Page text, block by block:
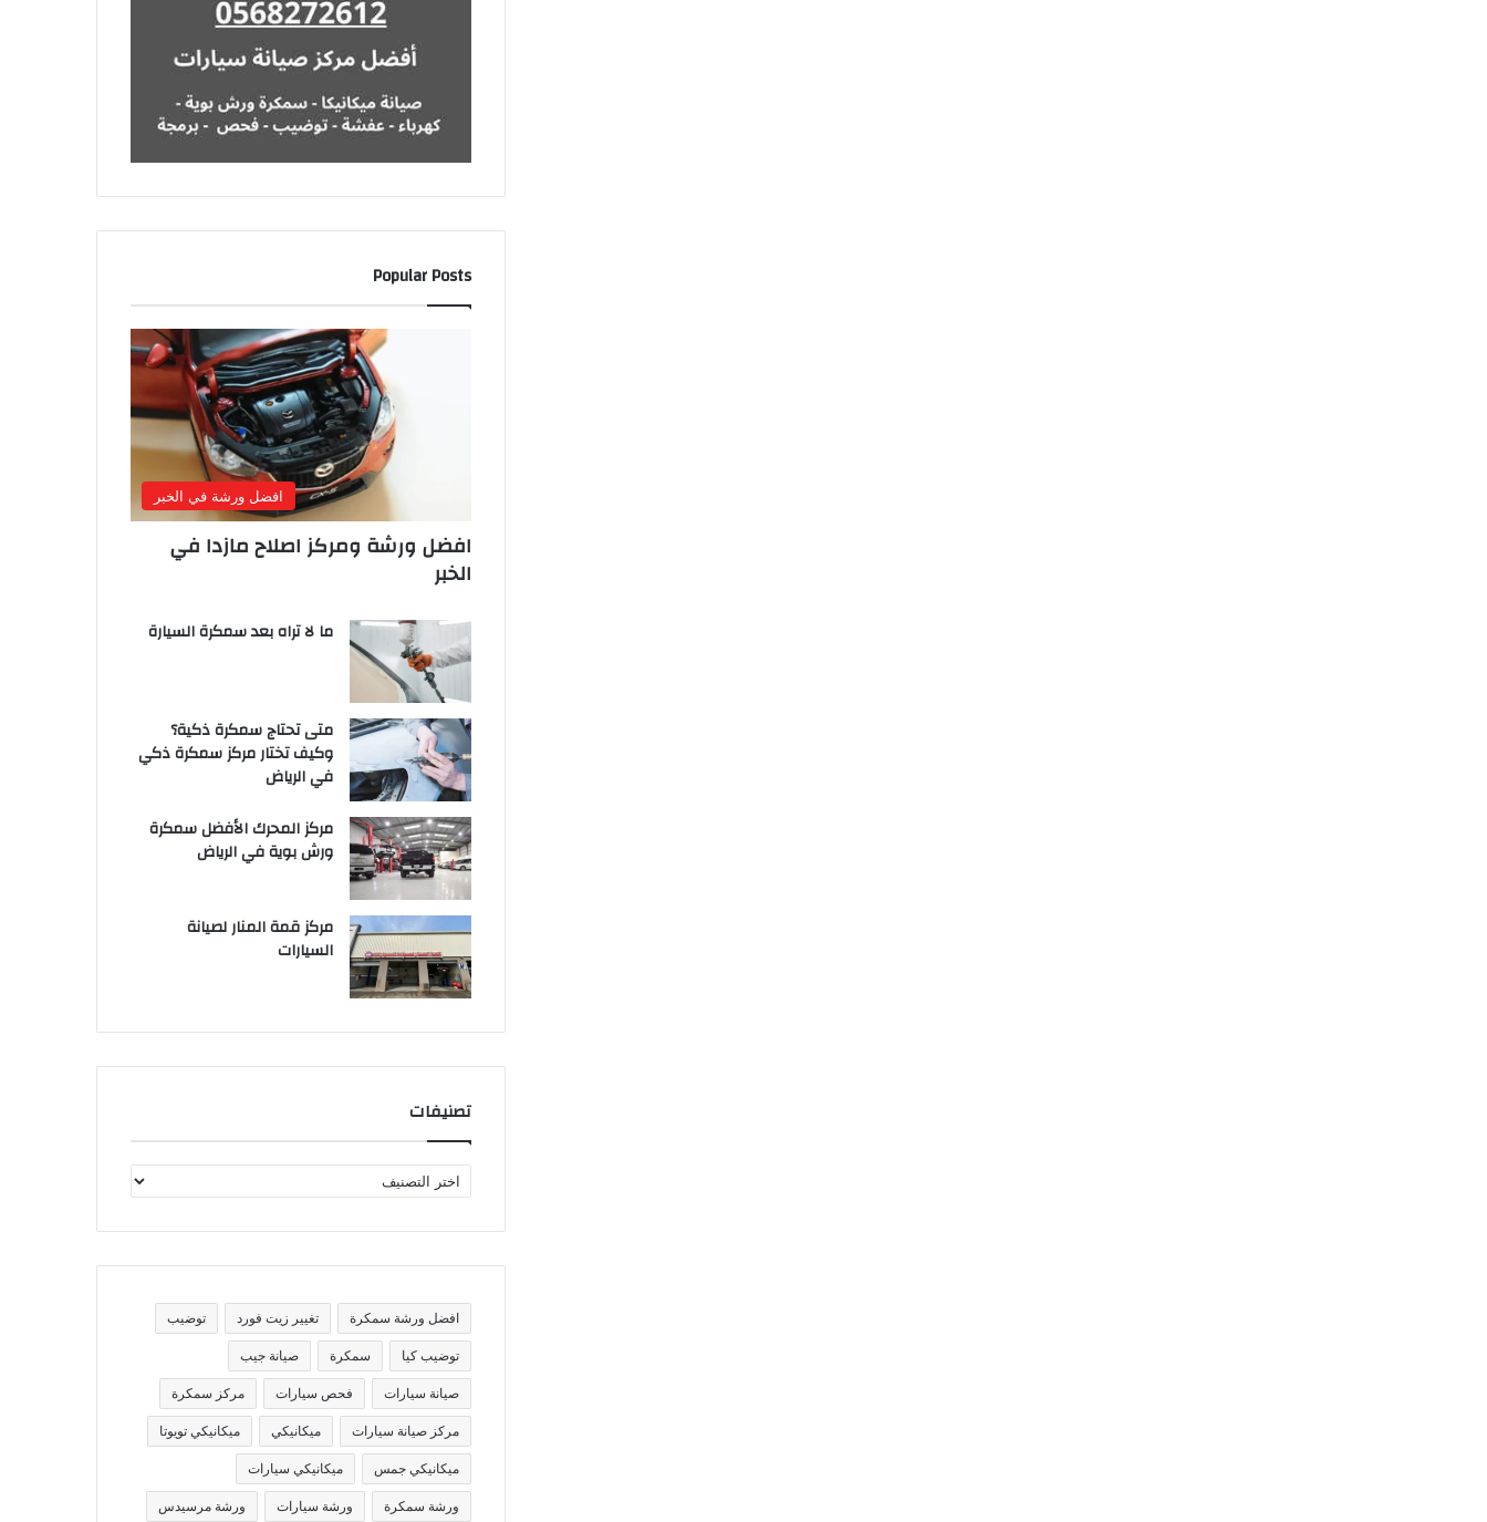
Popular Posts
افضل ورشة في الخبر
افضل ورشة ومركز اصلاح مازدا في
الخبر
ما لا تراه بعد سمكرة السيارة
متى تحتاج سمكرة ذكية؟
وكيف تختار مركز سمكرة ذكي
في الرياض
مركز المحرك الأفضل سمكرة
ورش بوية في الرياض
مركز قمة المنار لصيانة
السيارات
تصنيفات
ص
ف
تافضل ورشة سمكرة تغيير زيت فورد توضيب
توضيب كيا سمكرة صيانة جيب
صيانة سيارات فحص سيارات مركز سمكرة
مركز صيانة سيارات ميكانيكي ميكانيكي تويوتا
ميكانيكي جمس ميكانيكي سيارات
ورشة سمكرة ورشة سيارات ورشة مرسيدس